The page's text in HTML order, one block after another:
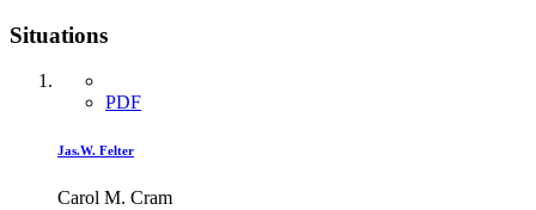
Situations
PDF
Jas.W. Felter
Carol M. Cram